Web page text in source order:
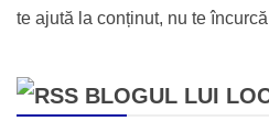
te ajută la conținut, nu te încurcă
BLOGUL LUI